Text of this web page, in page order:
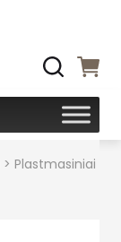
> Plastmasiniai